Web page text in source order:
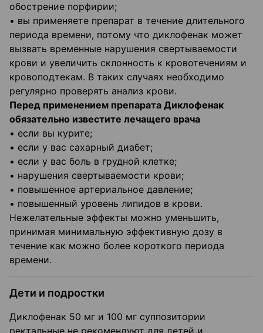
обострение порфирии;
• вы применяете препарат в течение длительного
периода времени, потому что диклофенак может
вызвать временные нарушения свертываемости
крови и увеличить склонность к кровотечениям и
кровоподтекам. В таких случаях необходимо
регулярно проверять анализ крови.
Перед применением препарата Диклофенак
обязательно известите лечащего врача
• если вы курите;
• если у вас сахарный диабет;
• если у вас боль в грудной клетке;
• нарушения свертываемости крови;
• повышенное артериальное давление;
• повышенный уровень липидов в крови.
Нежелательные эффекты можно уменьшить,
принимая минимальную эффективную дозу в
течение как можно более короткого периода
времени.
Дети и подростки
Диклофенак 50 мг и 100 мг суппозитории